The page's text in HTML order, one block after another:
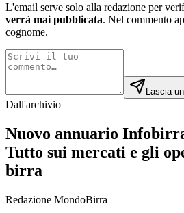
L'email serve solo alla redazione per
verrà mai pubblicata. Nel commento
cognome.
Lascia
Dall'archivio
Nuovo annuario
Tutto sui mercati e gli
birra
Redazione MondoBirra